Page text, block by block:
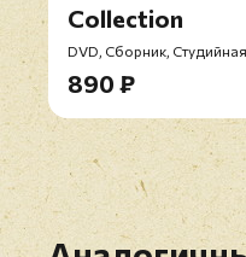
Collection
DVD, Сборник,
890 ₽